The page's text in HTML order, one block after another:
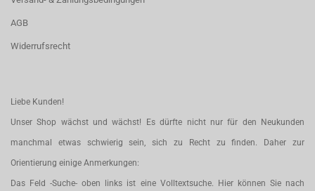
AGB
Widerrufsrecht
Liebe Kunden!
Unser Shop wächst und wächst! Es dürfte nicht nur für den Neukunden
manchmal etwas schwierig sein, sich zu Recht zu finden. Daher zur
Orientierung einige Anmerkungen:
Das Feld -Suche- oben links ist eine Volltextsuche. Hier können Sie nach